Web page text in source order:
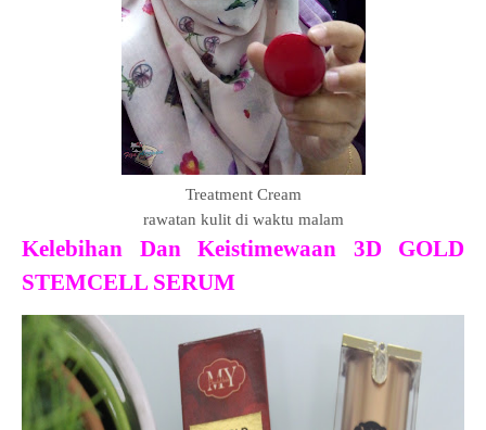
Treatment Cream
rawatan kulit di waktu malam
Kelebihan Dan Keistimewaan 3D GOLD
STEMCELL SERUM